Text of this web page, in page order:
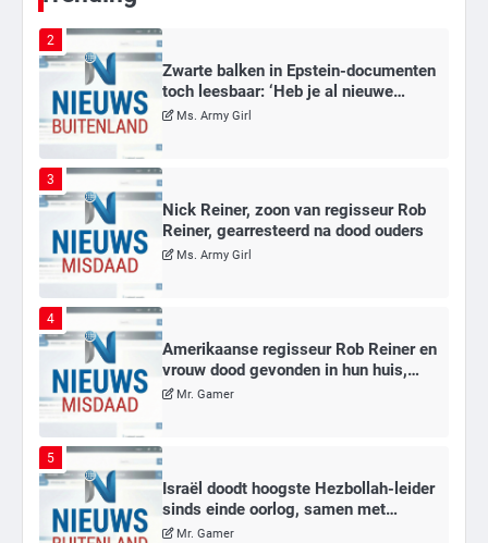
2
Zwarte balken in Epstein-documenten
toch leesbaar: ‘Heb je al nieuwe
ongepaste vrienden voor me?’
Ms. Army Girl
3
Nick Reiner, zoon van regisseur Rob
Reiner, gearresteerd na dood ouders
Ms. Army Girl
4
Amerikaanse regisseur Rob Reiner en
vrouw dood gevonden in hun huis,
eigen zoon hoofdverdachte
Mr. Gamer
5
Israël doodt hoogste Hezbollah-leider
sinds einde oorlog, samen met
meerdere omwonenden
Mr. Gamer